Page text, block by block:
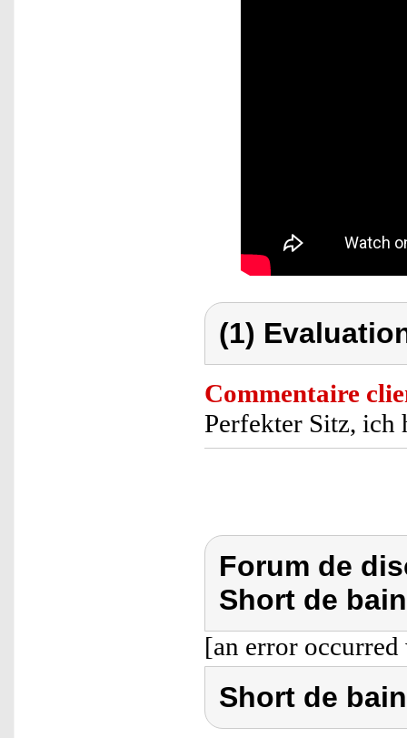
(1)
Commentaire
Perfekter Sitz, ich
Forum de
Short de
[an error
Short de